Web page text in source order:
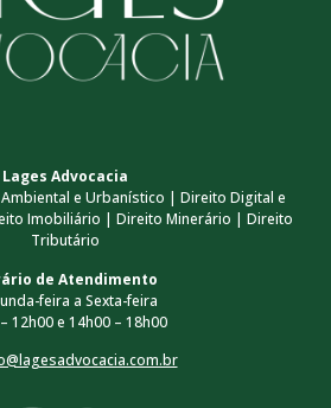
Lages Advocacia
e Urbanístico | Direito Digital e
Imobiliário | Direito Minerário | Direito
Tributário
de Atendimento
feira a Sexta-feira
12h00 e 14h00 – 18h00